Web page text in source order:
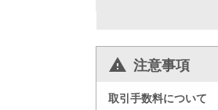
注意事項
取引手数料について